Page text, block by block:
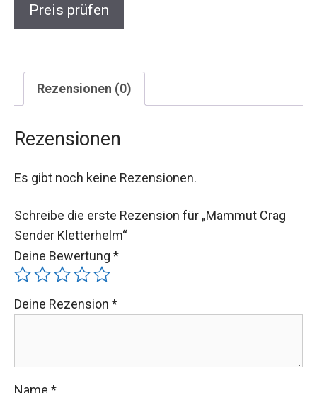
Preis prüfen
Rezensionen (0)
Rezensionen
Es gibt noch keine Rezensionen.
Schreibe die erste Rezension für „Mammut Crag
Sender Kletterhelm“
Deine Bewertung *
Deine Rezension *
Name *